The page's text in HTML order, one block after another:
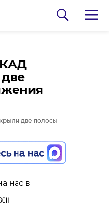
КАД
нас в
районе